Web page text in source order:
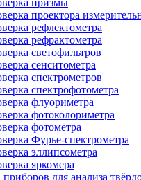
призмы
проектора
рефлектометра
рефрактометра
светофильтров
сенситометра
спектрометров
спектрофотометра
флуориметра
фотоколориметра
фотометра
Фурье-спектрометра
эллипсометра
яркомера
для анализа